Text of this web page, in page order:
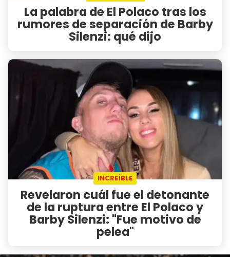
La palabra de El Polaco tras los
rumores de separación de Barby
Silenzi: qué dijo
INCREÍBLE
Revelaron cuál fue el detonante
de la ruptura entre El Polaco y
Barby Silenzi: "Fue motivo de
pelea"